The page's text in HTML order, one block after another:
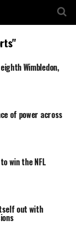
Wimbledon,
of power across
win the NFL
out with